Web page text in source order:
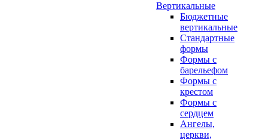
Вертикальные
Бюджетные
вертикальные
Стандартные
формы
Формы с
барельефом
Формы с
крестом
Формы с
сердцем
Ангелы,
церкви,